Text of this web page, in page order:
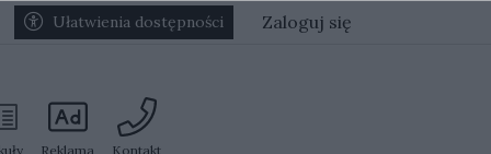
Ułatwienia dostępności Zaloguj się
Reklama Kontakt